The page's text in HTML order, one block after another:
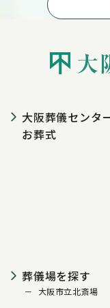
大阪葬儀センタ
お葬式
葬儀場を探す
大阪市立北斎場